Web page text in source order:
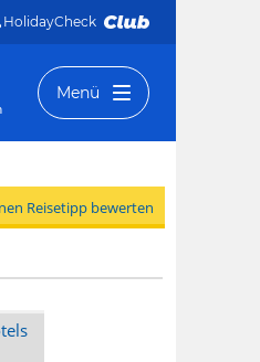
HolidayCheck
Menü
Reisetipp bewerten